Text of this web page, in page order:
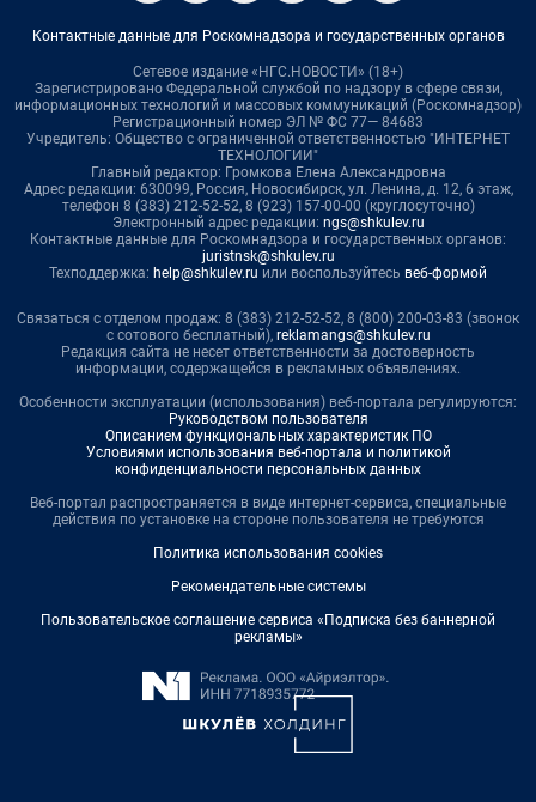
Контактные данные для Роскомнадзора и государственных органов
Сетевое издание «НГС.НОВОСТИ» (18+)
Зарегистрировано Федеральной службой по надзору в сфере связи,
информационных технологий и массовых коммуникаций (Роскомнадзор)
Регистрационный номер ЭЛ № ФС 77— 84683
Учредитель: Общество с ограниченной ответственностью "ИНТЕРНЕТ
ТЕХНОЛОГИИ"
Главный редактор: Громкова Елена Александровна
Адрес редакции: 630099, Россия, Новосибирск, ул. Ленина, д. 12, 6 этаж,
телефон 8 (383) 212-52-52, 8 (923) 157-00-00 (круглосуточно)
Электронный адрес редакции: ngs@shkulev.ru
Контактные данные для Роскомнадзора и государственных органов:
juristnsk@shkulev.ru
Техподдержка: help@shkulev.ru или воспользуйтесь веб-формой
Связаться с отделом продаж: 8 (383) 212-52-52, 8 (800) 200-03-83 (звонок
с сотового бесплатный), reklamangs@shkulev.ru
Редакция сайта не несет ответственности за достоверность
информации, содержащейся в рекламных объявлениях.
Особенности эксплуатации (использования) веб-портала регулируются:
Руководством пользователя
Описанием функциональных характеристик ПО
Условиями использования веб-портала и политикой
конфиденциальности персональных данных
Веб-портал распространяется в виде интернет-сервиса, специальные
действия по установке на стороне пользователя не требуются
Политика использования cookies
Рекомендательные системы
Пользовательское соглашение сервиса «Подписка без баннерной
рекламы»